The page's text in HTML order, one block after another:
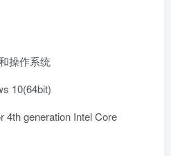
操作系统
10(64bit)
4th generation Intel Core